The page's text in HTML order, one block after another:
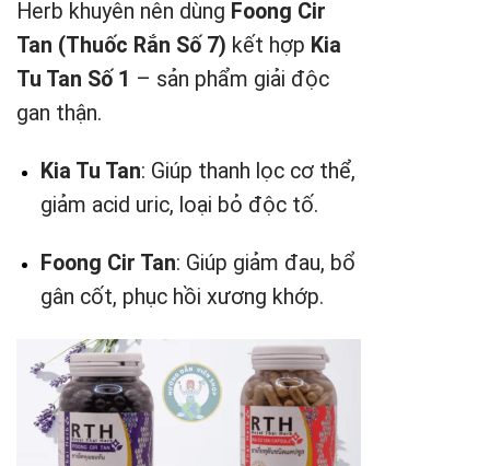
Herb khuyên nên dùng Foong Cir
Tan (Thuốc Rắn Số 7) kết hợp Kia
Tu Tan Số 1 – sản phẩm giải độc
gan thận.
Kia Tu Tan: Giúp thanh lọc cơ thể,
giảm acid uric, loại bỏ độc tố.
Foong Cir Tan: Giúp giảm đau, bổ
gân cốt, phục hồi xương khớp.